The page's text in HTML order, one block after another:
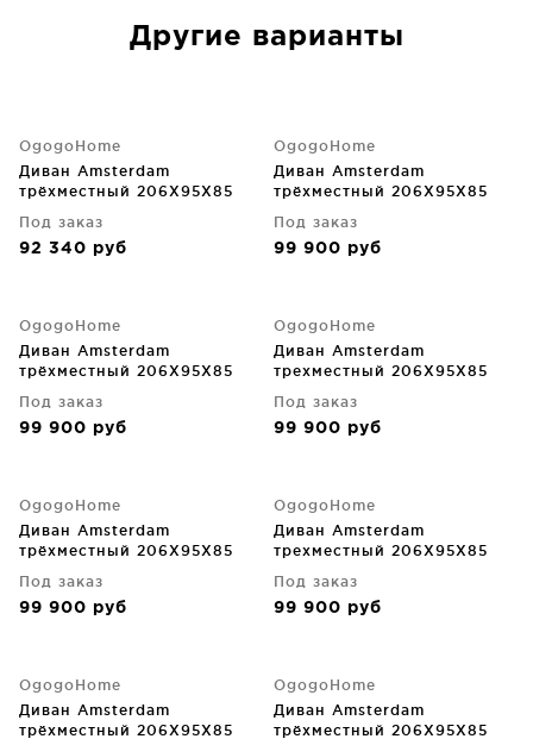
Другие варианты
OgogoHome
Диван Amsterdam
трёхместный 206X95X85
Под заказ
92 340 руб
OgogoHome
Диван Amsterdam
трёхместный 206X95X85
Под заказ
99 900 руб
OgogoHome
Диван Amsterdam
трёхместный 206X95X85
Под заказ
99 900 руб
OgogoHome
Диван Amsterdam
трехместный 206X95X85
Под заказ
99 900 руб
OgogoHome
Диван Amsterdam
трёхместный 206X95X85
Под заказ
99 900 руб
OgogoHome
Диван Amsterdam
трехместный 206X95X85
Под заказ
99 900 руб
OgogoHome
Диван Amsterdam
трёхместный 206X95X85
OgogoHome
Диван Amsterdam
трёхместный 206X95X85